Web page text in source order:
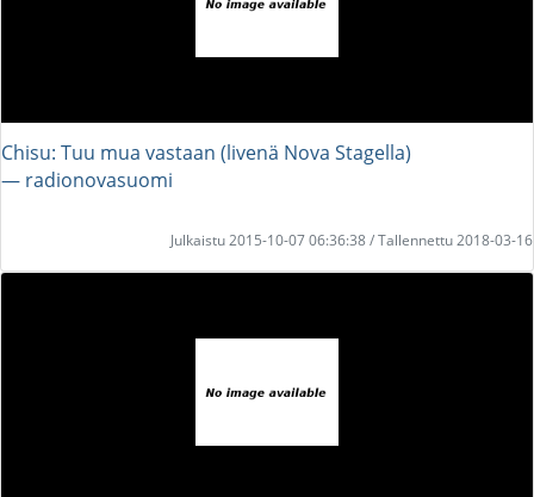
Chisu: Tuu mua vastaan (livenä Nova Stagella)
― radionovasuomi
Julkaistu 2015-10-07 06:36:38 / Tallennettu 2018-03-16